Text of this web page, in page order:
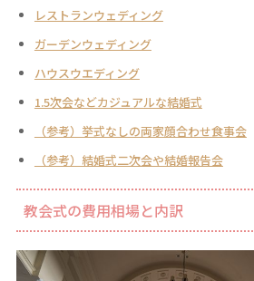
レストランウェディング
ガーデンウェディング
ハウスウエディング
1.5次会などカジュアルな結婚式
（参考）挙式なしの両家顔合わせ食事会
（参考）結婚式二次会や結婚報告会
教会式の費用相場と内訳